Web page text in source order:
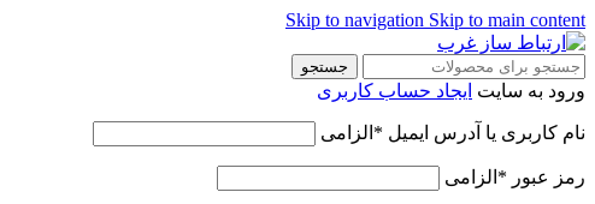
Skip to navigation Skip to main content
جستجو
ورود به سایت ایجاد حساب کاربری
نام کاربری یا آدرس ایمیل * الزامی
رمز عبور * الزامی